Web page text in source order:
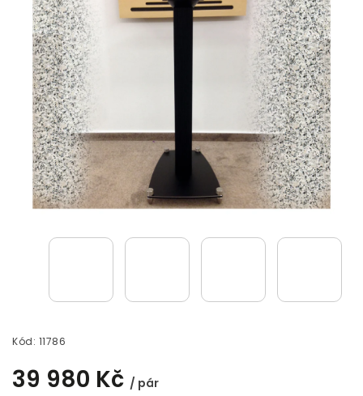
Kód: 11786
39 980 Kč / pár